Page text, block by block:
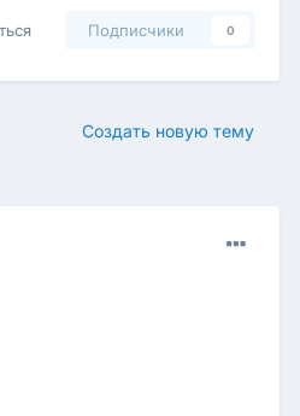
Подписчики 0
Создать новую тему